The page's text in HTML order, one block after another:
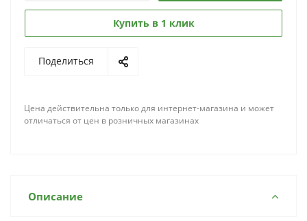
Купить в 1 клик
Поделиться
Цена действительна только для интернет-магазина и может
отличаться от цен в розничных магазинах
Описание